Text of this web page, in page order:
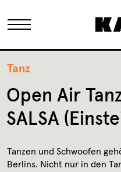
Das KAHO
Historie
Tanz
Open Air
SALSA
Tanzen und Schwoofen
Berlins. Nicht nur in den